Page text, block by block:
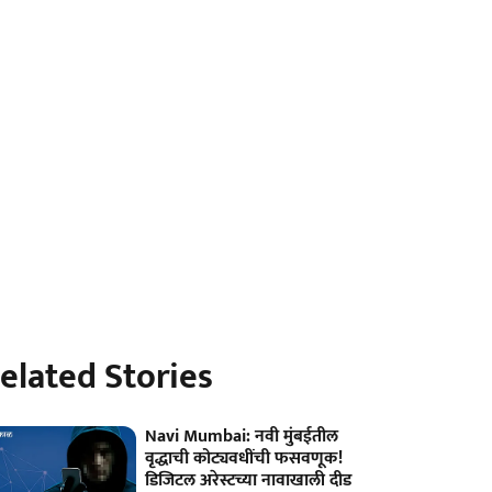
Stories
Navi Mumbai: नवी मुंबईतील
वृद्धाची कोट्यवधींची फसवणूक!
डिजिटल अरेस्टच्या नावाखाली दीड